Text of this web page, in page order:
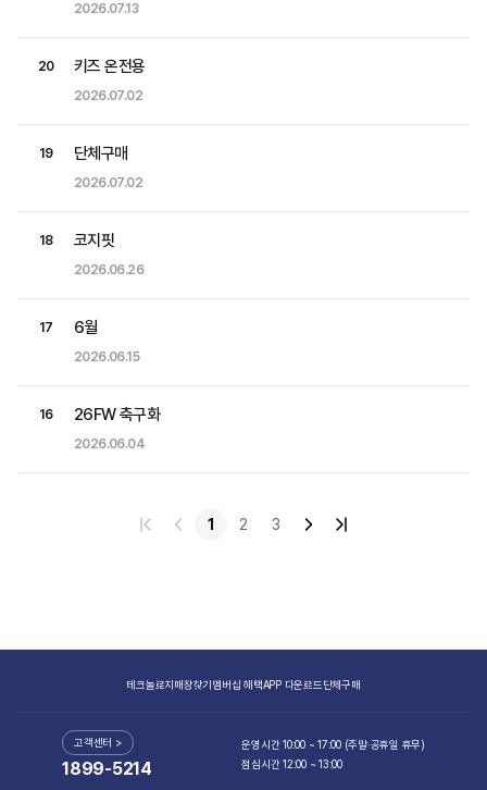
2026.07.13
20 키즈 온전용
2026.07.02
19 단체구매
2026.07.02
18 코지핏
2026.06.26
17 6월
2026.06.15
16 26FW 축구화
2026.06.04
1 2 3
테크놀로지매장찾기멤버십 혜택APP 다운로드단체구매
고객센터 >
1899-5214
운영시간 10:00 ~ 17:00 (주말·공휴일 휴무)
점심시간 12:00 ~ 13:00